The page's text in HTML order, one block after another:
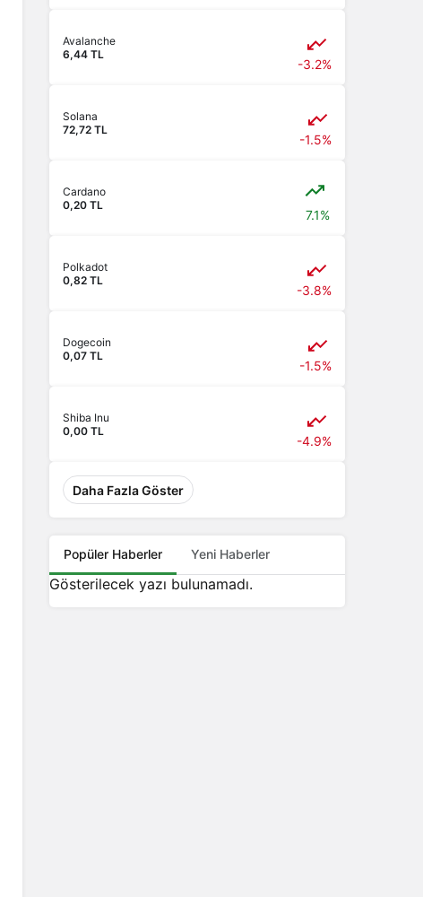
Avalanche
6,44 TL
-3.2%
Solana
72,72 TL
-1.5%
Cardano
0,20 TL
7.1%
Polkadot
0,82 TL
-3.8%
Dogecoin
0,07 TL
-1.5%
Shiba Inu
0,00 TL
-4.9%
Daha Fazla Göster
Popüler Haberler Yeni Haberler
Gösterilecek yazı bulunamadı.